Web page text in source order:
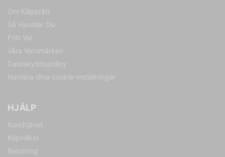
Om Käpprätt
Så Handlar Du
Fritt Val
Våra Varumärken
Dataskyddspolicy
Hantera dina cookie-inställningar
HJÄLP
Kundtjänst
Köpvillkor
Betalning